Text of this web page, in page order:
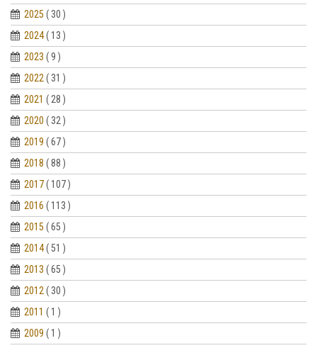
2025 ( 30 )
2024( 13 )
2023 ( 9 )
2022 ( 31 )
2021 ( 28 )
2020 ( 32 )
2019 ( 67 )
2018 ( 88 )
2017( 107 )
2016 ( 113 )
2015 ( 65 )
2014( 51 )
2013 ( 65 )
2012 ( 30 )
2011 ( 1 )
2009 ( 1 )